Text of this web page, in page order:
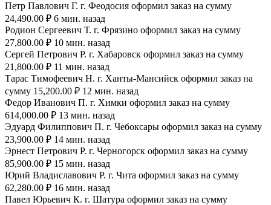
Петр Павлович Г. г. Феодосия оформил заказ на сумму
24,490.00 ₽ 6 мин. назад
Родион Сергеевич Т. г. Фрязино оформил заказ на сумму
27,800.00 ₽ 10 мин. назад
Сергей Петрович Р. г. Хабаровск оформил заказ на сумму
21,800.00 ₽ 11 мин. назад
Тарас Тимофеевич Н. г. Ханты-Мансийск оформил заказ на
сумму 15,200.00 ₽ 12 мин. назад
Федор Иванович П. г. Химки оформил заказ на сумму
614,000.00 ₽ 13 мин. назад
Эдуард Филиппович П. г. Чебоксары оформил заказ на сумму
23,900.00 ₽ 14 мин. назад
Эрнест Петрович Р. г. Черногорск оформил заказ на сумму
85,900.00 ₽ 15 мин. назад
Юрий Владиславович Р. г. Чита оформил заказ на сумму
62,280.00 ₽ 16 мин. назад
Павел Юрьевич К. г. Шатура оформил заказ на сумму